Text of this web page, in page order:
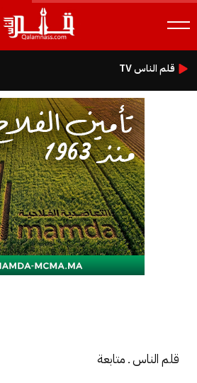
قلم الناس TV
قلم الناس ـ متابعة